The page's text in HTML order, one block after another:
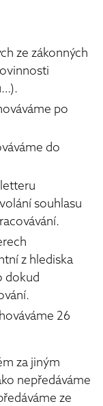
ze zákonných
po
do
souhlasu
z hlediska
dokud
26
za jiným
nepředáváme
ze